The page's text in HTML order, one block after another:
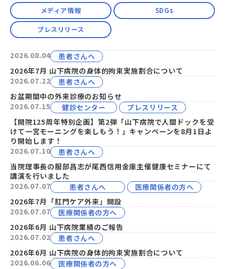
メディア情報
SDGs
プレスリリース
2026.08.04
患者さんへ
2026年7月 山下病院の身体的拘束実施割合について
2026.07.22
患者さんへ
お盆期間中の外来診療のお知らせ
2026.07.15
健診センター
プレスリリース
【開院125周年特別企画】第2弾「山下病院で人間ドックを受
けて一宮モーニングを楽しもう！」キャンペーンを8月1日よ
り開始します！
2026.07.10
患者さんへ
当院理事長の服部昌志が尾西信用金庫主催健康セミナーにて
講演を行いました
2026.07.07
患者さんへ
医療関係者の方へ
2026年7月「肛門ケア外来」開設
2026.07.07
医療関係者の方へ
2026年6月 山下病院業績のご報告
2026.07.02
患者さんへ
2026年6月 山下病院の身体的拘束実施割合について
2026.06.06
医療関係者の方へ